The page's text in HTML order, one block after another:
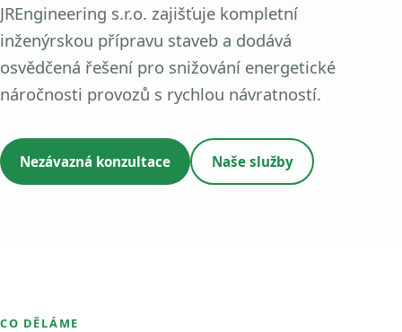
JREngineering s.r.o. zajišťuje kompletní
inženýrskou přípravu staveb a dodává
osvědčená řešení pro snižování energetické
náročnosti provozů s rychlou návratností.
Nezávazná konzultace Naše služby
CO DĚLÁME